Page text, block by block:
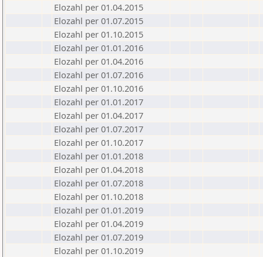
Elozahl per 01.04.2015
Elozahl per 01.07.2015
Elozahl per 01.10.2015
Elozahl per 01.01.2016
Elozahl per 01.04.2016
Elozahl per 01.07.2016
Elozahl per 01.10.2016
Elozahl per 01.01.2017
Elozahl per 01.04.2017
Elozahl per 01.07.2017
Elozahl per 01.10.2017
Elozahl per 01.01.2018
Elozahl per 01.04.2018
Elozahl per 01.07.2018
Elozahl per 01.10.2018
Elozahl per 01.01.2019
Elozahl per 01.04.2019
Elozahl per 01.07.2019
Elozahl per 01.10.2019